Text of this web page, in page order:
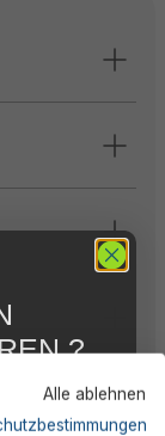
Alle ablehnen
?